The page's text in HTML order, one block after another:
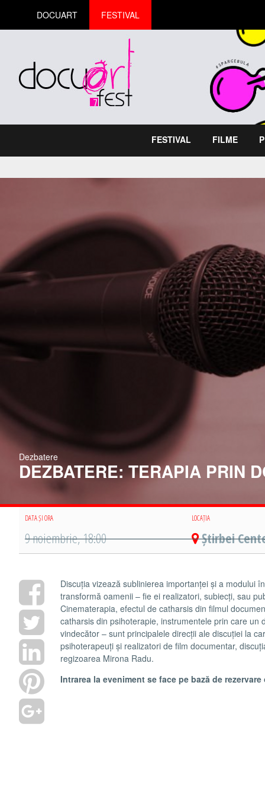
DOCUART FESTIVAL
FESTIVAL FILME
Dezbatere
DEZBATERE: TERAPIA PRIN
DATA ȘI ORA LOCAȚIA
9 noiembrie, 18:00 Știrbei
Discuția vizează sublinierea importanței și a modului
transformă oamenii – fie ei realizatori, subiecți, sau
Cinematerapia, efectul de catharsis din filmul
catharsis din psihoterapie, instrumentele prin care un
vindecător – sunt principalele direcții ale discuției la
psihoterapeuți și realizatori de film documentar,
regizoarea Mirona Radu.
Intrarea la eveniment se face pe bază de